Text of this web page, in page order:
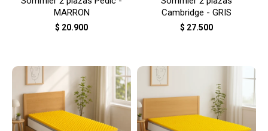
MARRON
$ 20.900
Cambridge - GRIS
$ 27.500